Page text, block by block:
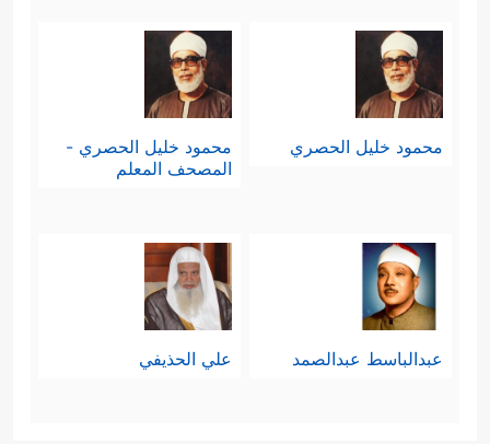
محمود خليل الحصري
محمود خليل الحصري -
المصحف المعلم
عبدالباسط عبدالصمد علي الحذيفي